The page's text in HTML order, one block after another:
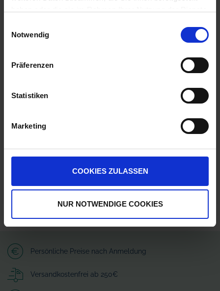
Notwendig
Präferenzen
Statistiken
Marketing
COOKIES ZULASSEN
NUR NOTWENDIGE COOKIES
Auf Lager
ab Mittwoch, 12.
Artikel pro Seite
Produkte vergleichen
Sie haben keine Artikel zum Vergleichen.
Persönliche Preise nach Anmeldung
Versandkostenfrei ab 250€